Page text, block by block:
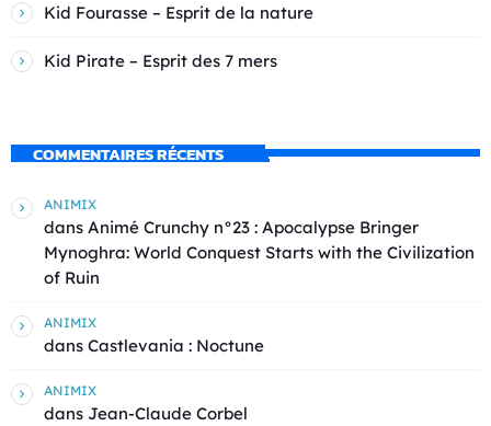
Kid Fourasse – Esprit de la nature
Kid Pirate – Esprit des 7 mers
COMMENTAIRES RÉCENTS
ANIMIX
dans Animé Crunchy n°23 : Apocalypse Bringer
Mynoghra: World Conquest Starts with the Civilization
of Ruin
ANIMIX
dans Castlevania : Noctune
ANIMIX
dans Jean-Claude Corbel